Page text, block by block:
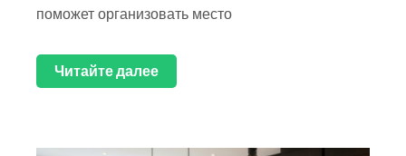
поможет организовать место
Читайте далее